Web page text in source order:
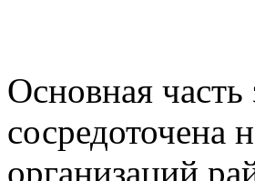
Основная часть
сосредоточена
организаций